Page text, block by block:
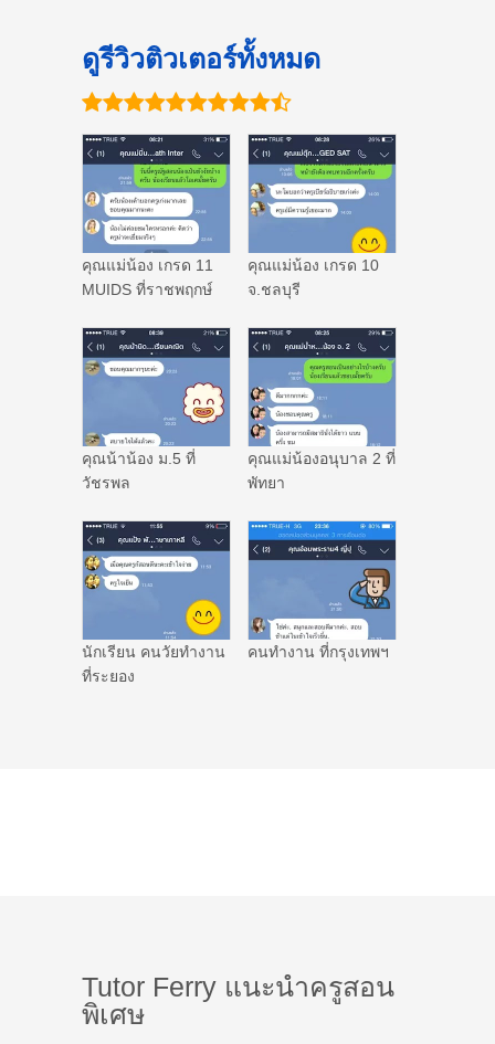
ดูรีวิวติวเตอร์ทั้งหมด
คุณแม่น้อง เกรด 11
MUIDS ที่ราชพฤกษ์
คุณแม่น้อง เกรด 10
จ.ชลบุรี
คุณน้าน้อง ม.5 ที่
วัชรพล
คุณแม่น้องอนุบาล 2 ที่
พัทยา
นักเรียน คนวัยทำงาน
ที่ระยอง
คนทำงาน ที่กรุงเทพฯ
Tutor Ferry แนะนำครูสอน
พิเศษ